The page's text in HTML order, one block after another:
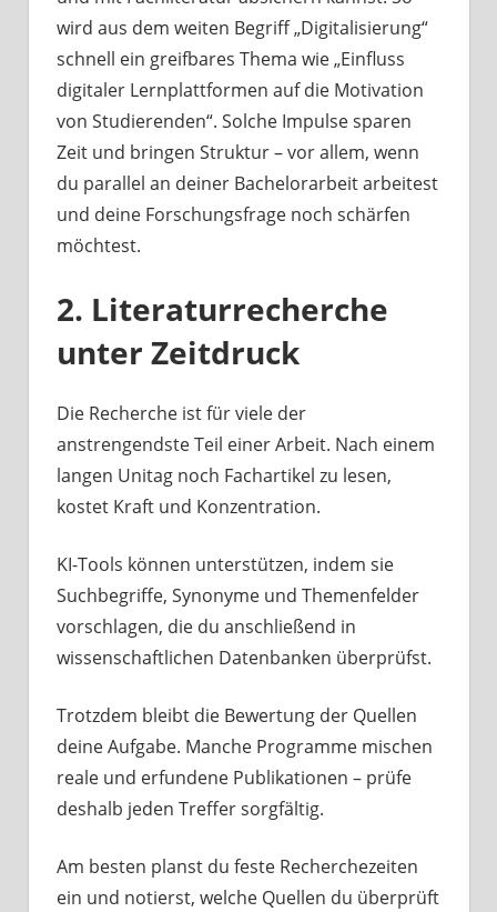
wird aus dem weiten Begriff „Digitalisierung“
schnell ein greifbares Thema wie „Einfluss
digitaler Lernplattformen auf die Motivation
von Studierenden“. Solche Impulse sparen
Zeit und bringen Struktur – vor allem, wenn
du parallel an deiner Bachelorarbeit arbeitest
und deine Forschungsfrage noch schärfen
möchtest.
2. Literaturrecherche
unter Zeitdruck
Die Recherche ist für viele der
anstrengendste Teil einer Arbeit. Nach einem
langen Unitag noch Fachartikel zu lesen,
kostet Kraft und Konzentration.
KI-Tools können unterstützen, indem sie
Suchbegriffe, Synonyme und Themenfelder
vorschlagen, die du anschließend in
wissenschaftlichen Datenbanken überprüfst.
Trotzdem bleibt die Bewertung der Quellen
deine Aufgabe. Manche Programme mischen
reale und erfundene Publikationen – prüfe
deshalb jeden Treffer sorgfältig.
Am besten planst du feste Recherchezeiten
ein und notierst, welche Quellen du überprüft